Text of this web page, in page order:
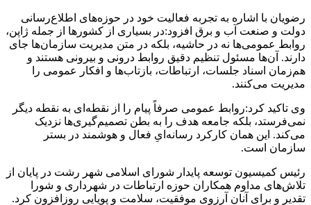
رضویان با اشاره به تجربه فعالیت خود در حوزه‌های اطلاع‌رسانی
دولت و صنعت آب و برق افزود:در بسیاری از کشورها از جمله ژاپن،
روابط عمومی‌ها نه در حاشیه، بلکه در متن مدیریت سازمان‌ها جای
دارند. آن‌ها مسئول تنظیم دقیق روابط درونی و بیرونی هستند و
هم‌زمان اسناد جلسات، ارتباطات، بازتاب‌ها و افکار عمومی را
مدیریت می‌کنند.
وی تاکید کرد:روابط عمومی صرفاً پیام را از نقطه‌ای به نقطه دیگر
نمی‌فرستد، بلکه جامعه هدف را به بطن تصمیم‌گیری‌ها نزدیک
می‌کند. این همان کارکرد رسانه‌ایِ فعال و هوشمند در بستر
سازمان است.
رئیس کمیسیون توسعه پایدار شورای اسلامی شهر رشت در پایان از
تلاش‌های مداوم همکاران حوزه ارتباطات در شهرداری و شورا
تقدیر و برای آنان آرزوی موفقیت، سلامت و پویایی روزافزون کرد.